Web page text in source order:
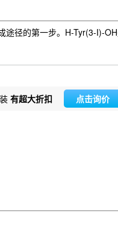
径的第一步。H-Tyr(3-I)-
有超大折扣 点击询价